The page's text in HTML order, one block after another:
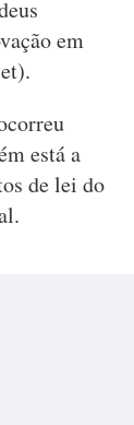
em
está a
de lei do